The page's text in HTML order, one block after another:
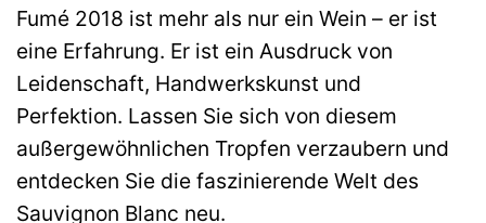
Fumé 2018 ist mehr als nur ein Wein – er ist
eine Erfahrung. Er ist ein Ausdruck von
Leidenschaft, Handwerkskunst und
Perfektion. Lassen Sie sich von diesem
außergewöhnlichen Tropfen verzaubern und
entdecken Sie die faszinierende Welt des
Sauvignon Blanc neu.